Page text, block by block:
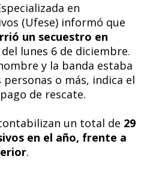
en
(Ufese) informó que
un secuestro en
del lunes 6 de diciembre.
y la banda estaba
o más, indica el
de rescate.
un total de 29
en el año, frente a
.